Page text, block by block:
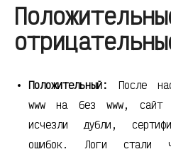
Положительный:
После
www на без www, сайт
исчезли дубли,
ошибок. Логи стали